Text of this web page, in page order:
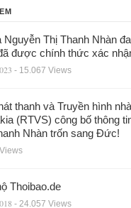
Nguyễn Thị Thanh Nhàn
được chính thức xác
- 15.067 Views
thanh và Truyền hình
(RTVS) công bố thông
Nhàn trốn sang Đức!
Thoibao.de
- 24.057 Views